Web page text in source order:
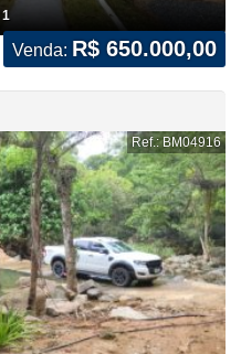
1
Venda: R$ 650.000,00
Ref.: BM04916